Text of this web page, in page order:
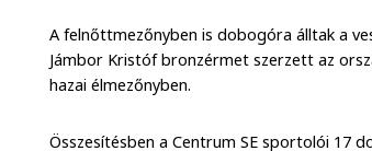
A felnőttmezőnyben is dobogóra álltak a
Jámbor Kristóf bronzérmet szerzett az
hazai élmezőnyben.
Összesítésben a Centrum SE sportolói 17